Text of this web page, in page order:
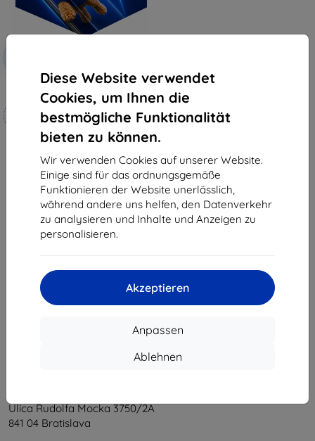
Diese Website verwendet
Cookies, um Ihnen die
bestmögliche Funktionalität
bieten zu können.
Wir verwenden Cookies auf unserer Website.
Einige sind für das ordnungsgemäße
Funktionieren der Website unerlässlich,
während andere uns helfen, den Datenverkehr
zu analysieren und Inhalte und Anzeigen zu
personalisieren.
Akzeptieren
Anpassen
Ablehnen
3mk Hammer Schutzfolie
Maßgeschneidert
hergestellt
19,90 €
17,91 €
Auf Lager 3 Stk.
1
Ulica Rudolfa Mocka 3750/2A
841 04 Bratislava